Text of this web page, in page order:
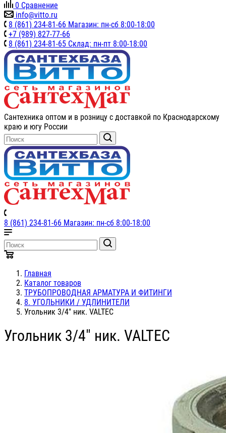
0 Сравнение
info@vitto.ru
8 (861) 234-81-66 Магазин: пн-сб 8:00-18:00
+7 (989) 827-77-66
8 (861) 234-81-65 Склад: пн-пт 8:00-18:00
Сантехника оптом и в розницу с доставкой по Краснодарскому
краю и югу России
8 (861) 234-81-66 Магазин: пн-сб 8:00-18:00
Главная
Каталог товаров
ТРУБОПРОВОДНАЯ АРМАТУРА И ФИТИНГИ
8. УГОЛЬНИКИ / УДЛИНИТЕЛИ
Угольник 3/4" ник. VALTEC
Угольник 3/4" ник. VALTEC